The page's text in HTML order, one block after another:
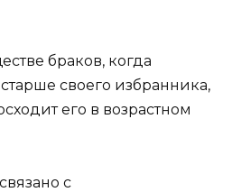
браков, когда
своего избранника,
его в возрастном
с